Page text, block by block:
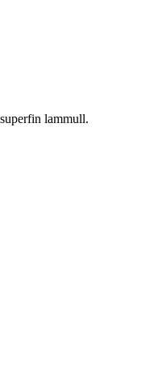
lammull.